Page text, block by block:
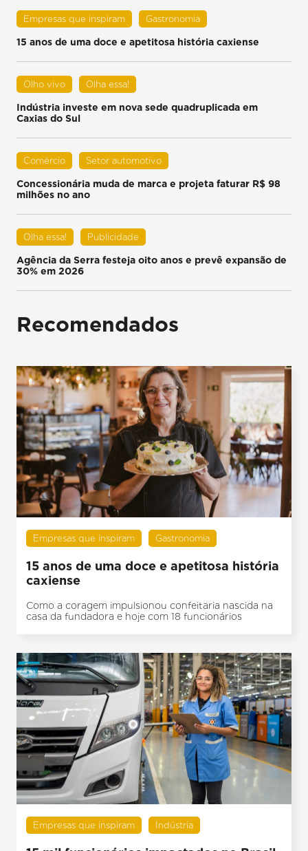
Empresas que inspiram Gastronomia
15 anos de uma doce e apetitosa história caxiense
Olho vivo Olha essa!
Indústria investe em nova sede quadruplicada em
Caxias do Sul
Comércio Setor automotivo
Concessionária muda de marca e projeta faturar R$ 98
milhões no ano
Olha essa! Publicidade
Agência da Serra festeja oito anos e prevê expansão de
30% em 2026
Recomendados
Empresas que inspiram Gastronomia
15 anos de uma doce e apetitosa história
caxiense
Como a coragem impulsionou confeitaria nascida na
casa da fundadora e hoje com 18 funcionários
Empresas que inspiram Indústria